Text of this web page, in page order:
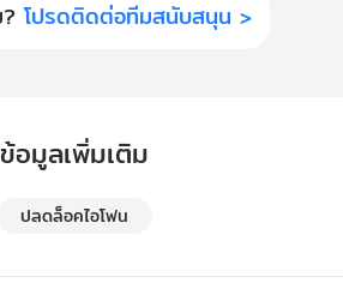
โปรดติดต่อทีมสนับสนุน >
ข้อมูลเพิ่มเติม
ปลดล็อคไอโฟน